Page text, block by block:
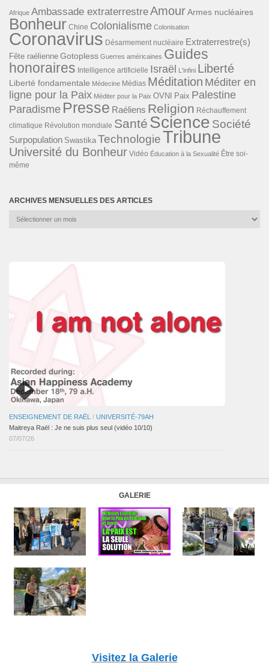
Afrique Ambassade extraterrestreAmourArmes nucléaires
Bonheur Chine Colonialisme Colonisation
Coronavirus Désarmement nucléaire Extraterrestre(s)
Fête raélienne Gotopless Guerres américaines Guides
honoraires Intelligence artificielle Israël L'infini Liberté
Liberté fondamentale Médecine Médias Méditation Méditer en
ligne pour la Paix Méditer pour la Paix OVNI Paix Palestine
Paradisme Presse Raéliens Religion Réchauffement
climatique Révolution mondiale Santé Science Société
Surpopulation Swastika TechnologieTribune
Université du Bonheur Vidéo Éducation à la Sexualité Être soi-
même
ARCHIVES MENSUELLES DES ARTICLES
Archives
ENSEIGNEMENT DE RAËL / UNIVERSITÉ-79AH
Maitreya Raël : Je ne suis plus seul (vidéo 10/10)
07/07/26
GALERIE
Visitez la Galerie